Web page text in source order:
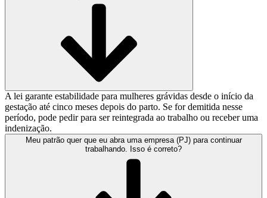
A lei garante estabilidade para mulheres grávidas desde o início da
gestação até cinco meses depois do parto. Se for demitida nesse
período, pode pedir para ser reintegrada ao trabalho ou receber uma
indenização.
Meu patrão quer que eu abra uma empresa (PJ) para continuar
trabalhando. Isso é correto?